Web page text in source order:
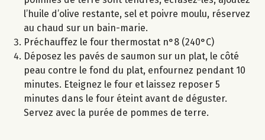
l’huile d’olive restante, sel et poivre moulu, réservez
au chaud sur un bain-marie.
Préchauffez le four thermostat n°8 (240°C)
Déposez les pavés de saumon sur un plat, le côté
peau contre le fond du plat, enfournez pendant 10
minutes. Eteignez le four et laissez reposer 5
minutes dans le four éteint avant de déguster.
Servez avec la purée de pommes de terre.